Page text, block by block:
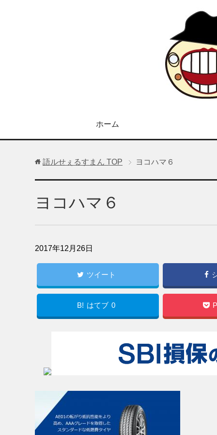
ホーム
語ルせぇるすまん TOP ヨコハマ６
ヨコハマ６
2017年12月26日
ツイート
B! はてブ 0